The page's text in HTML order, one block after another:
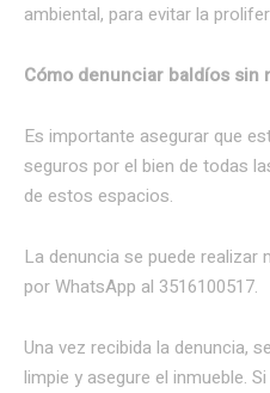
ambiental, para evitar la
Cómo denunciar baldíos sin
Es importante asegurar que
seguros por el bien de todas
de estos espacios.
La denuncia se puede realizar
por WhatsApp al 3516100517.
Una vez recibida la denuncia,
limpie y asegure el inmueble.